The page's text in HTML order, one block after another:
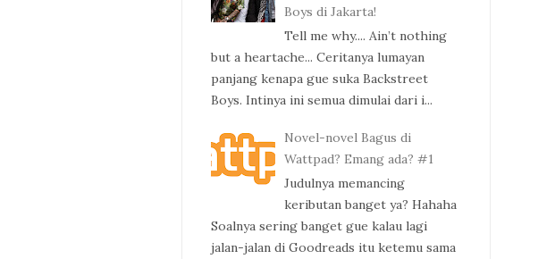
Boys di Jakarta!
Tell me why.... Ain’t nothing
but a heartache... Ceritanya lumayan
panjang kenapa gue suka Backstreet
Boys. Intinya ini semua dimulai dari i...
Novel-novel Bagus di
Wattpad? Emang ada? #1
Judulnya memancing
keributan banget ya? Hahaha
Soalnya sering banget gue kalau lagi
jalan-jalan di Goodreads itu ketemu sama